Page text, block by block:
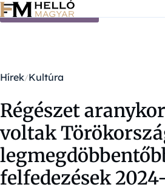
Ugrás a tartalomra
Hírek Kultúra
Régészet
voltak
felfedezések